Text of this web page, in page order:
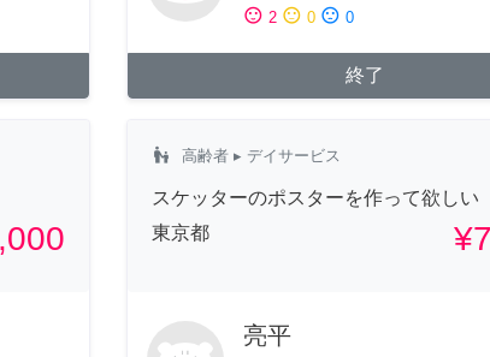
sentiment_satisfied 2 sentiment_neutral 0 sentiment_dissatisfied 0
終了
escalator_warning 高齢者▸ デイサービス
スケッターのポスターを作って欲しい
東京都
亮平